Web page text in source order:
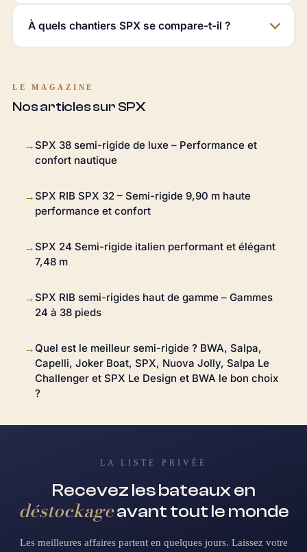
À quels chantiers SPX se compare-t-il ?
LE MAGAZINE
Nos articles sur SPX
→SPX 38 semi-rigide de luxe – Performance et
confort nautique
→SPX RIB SPX 32 – Semi-rigide 9,90 m haute
performance et confort
→SPX 24 Semi-rigide italien performant et élégant
7,48 m
→SPX RIB semi-rigides haut de gamme – Gammes
24 à 38 pieds
→Quel est le meilleur semi-rigide ? BWA, Salpa,
Capelli, Joker Boat, SPX, Nuova Jolly, Salpa Le
Challenger et SPX Le Design et BWA le bon choix
?
LA LISTE PRIVÉE
Recevez les bateaux en
déstockageavant tout le monde
Les meilleures affaires partent en quelques jours. Laissez votre